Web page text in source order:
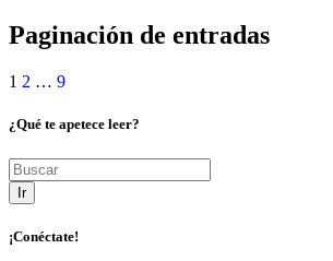
Paginación de entradas
1 2 … 9
¿Qué te apetece leer?
Ir
¡Conéctate!